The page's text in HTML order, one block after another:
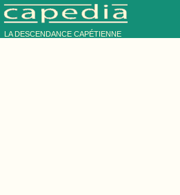
LA DESCENDANCE CAPÉTIENNE